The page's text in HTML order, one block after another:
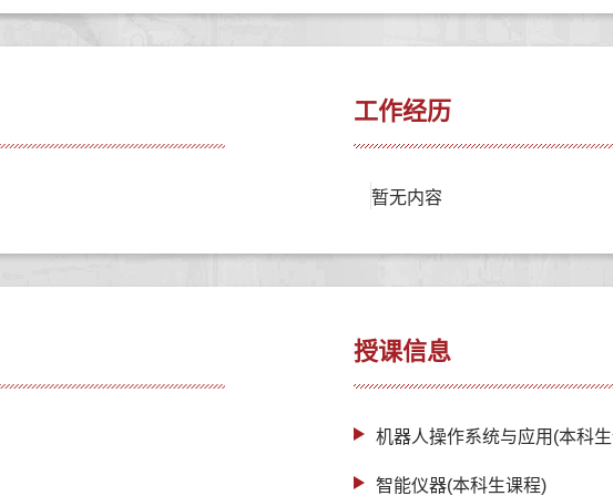
工作经历
暂无内容
授课信息
机器人操作系统与应用(本科
智能仪器(本科生课程)